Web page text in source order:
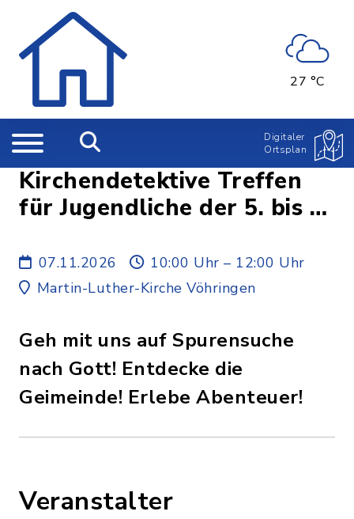
27 °C
Digitaler
Ortsplan
Kirchendetektive Treffen
für Jugendliche der 5. bis 7.
07.11.2026
10:00 Uhr – 12:00 Uhr
Martin-Luther-Kirche Vöhringen
Geh mit uns auf Spurensuche
nach Gott! Entdecke die
Geimeinde! Erlebe Abenteuer!
Veranstalter